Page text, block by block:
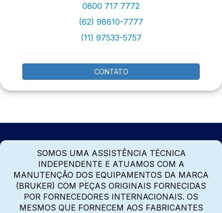
0800 717 7772
(62) 98610-7777
(11) 97533-5757
CONTATO
SOMOS UMA ASSISTÊNCIA TÉCNICA
INDEPENDENTE E ATUAMOS COM A
MANUTENÇÃO DOS EQUIPAMENTOS DA MARCA
(BRUKER) COM PEÇAS ORIGINAIS FORNECIDAS
POR FORNECEDORES INTERNACIONAIS. OS
MESMOS QUE FORNECEM AOS FABRICANTES